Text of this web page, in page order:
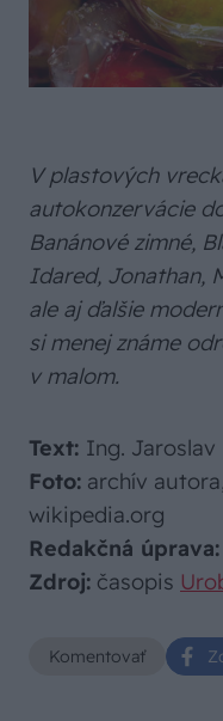
V plastových
autokonzervácie
Banánové zimné,
Idared, Jonathan,
ale aj ďalšie
si menej známe
v malom.
Text: Ing. Jaroslav
Foto: archív
wikipedia.org
Redakčná úprava:
Zdroj: časopis
Komentovať